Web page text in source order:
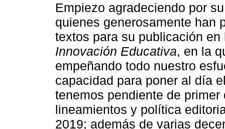
Empiezo agradeciendo por
quienes generosamente han
textos para su publicación en
Innovación Educativa, en la
empeñando todo nuestro
capacidad para poner al día
tenemos pendiente de
lineamientos y política
2019; además de varias